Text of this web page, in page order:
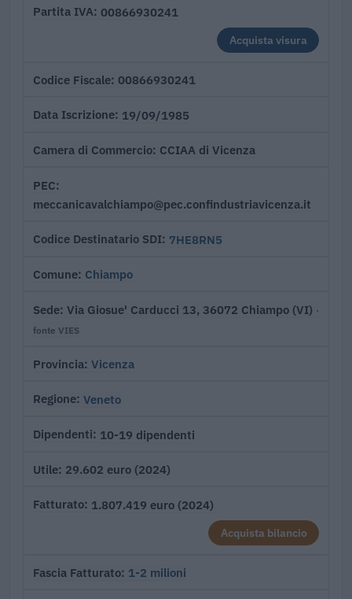
Partita IVA 00866930241
Acquista visura
Codice Fiscale 00866930241
Data Iscrizione 19/09/1985
Camera di Commercio CCIAA di Vicenza
PEC
meccanicavalchiampo@pec.confindustriavicenza.it
Codice Destinatario SDI 7HE8RN5
Comune Chiampo
Sede Via Giosue' Carducci 13, 36072 Chiampo (VI) ·
fonte VIES
Provincia Vicenza
Regione Veneto
Dipendenti 10-19 dipendenti
Utile 29.602 euro (2024)
Fatturato 1.807.419 euro (2024)
Acquista bilancio
Fascia Fatturato 1-2 milioni